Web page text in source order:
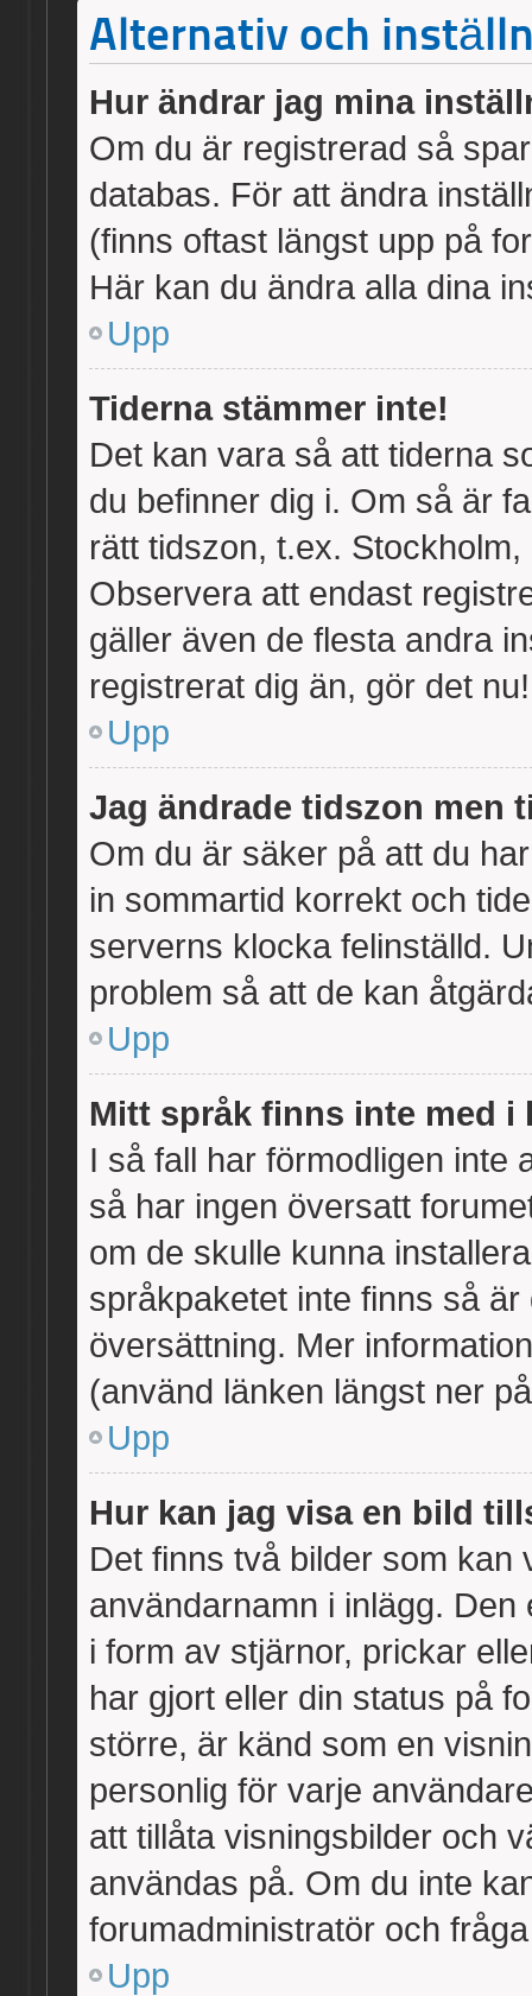
Alternativ och
Hur ändrar jag mina
Om du är registrerad så
databas. För att ändra
(finns oftast längst upp på
Här kan du ändra alla dina
Upp
Tiderna stämmer inte!
Det kan vara så att tiderna
du befinner dig i. Om så är
rätt tidszon, t.ex.
Observera att endast
gäller även de flesta andra
registrerat dig än, gör det nu!
Upp
Jag ändrade tidszon men
Om du är säker på att du
in sommartid korrekt och
serverns klocka felinställd.
problem så att de kan
Upp
Mitt språk finns inte med i
I så fall har förmodligen inte
så har ingen översatt
om de skulle kunna
språkpaketet inte finns så
översättning. Mer
(använd länken längst ner
Upp
Hur kan jag visa en bild
Det finns två bilder som kan
användarnamn i inlägg.
i form av stjärnor, prickar
har gjort eller din status på
större, är känd som en
personlig för varje
att tillåta visningsbilder och
användas på. Om du inte
forumadministratör och
Upp